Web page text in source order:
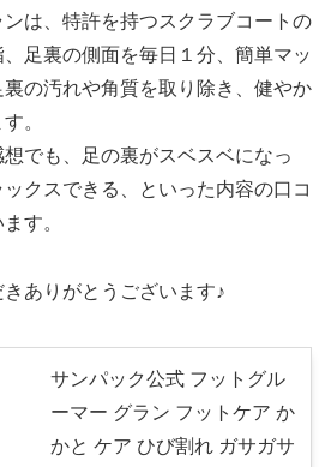
は、特許を持つスクラブコートの
足裏の側面を毎日１分、簡単マッ
の汚れや角質を取り除き、健やか
。
でも、足の裏がスベスベになっ
クスできる、といった内容の口コ
す。
ありがとうございます♪
サンパック公式 フットグル
ーマー グラン フットケア か
かと ケア ひび割れ ガサガサ